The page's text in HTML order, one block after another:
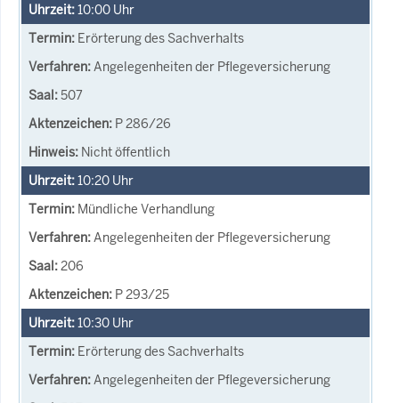
10:00 Uhr
Erörterung des Sachverhalts
Angelegenheiten der Pflegeversicherung
507
P 286/26
Nicht öffentlich
10:20 Uhr
Mündliche Verhandlung
Angelegenheiten der Pflegeversicherung
206
P 293/25
10:30 Uhr
Erörterung des Sachverhalts
Angelegenheiten der Pflegeversicherung